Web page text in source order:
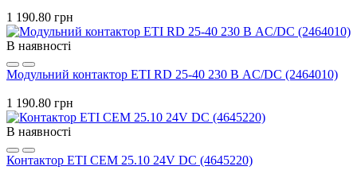
1 190.80 грн
В наявності
Модульний контактор ETI RD 25-40 230 В AC/DC (2464010)
1 190.80 грн
В наявності
Контактор ETI CEM 25.10 24V DC (4645220)